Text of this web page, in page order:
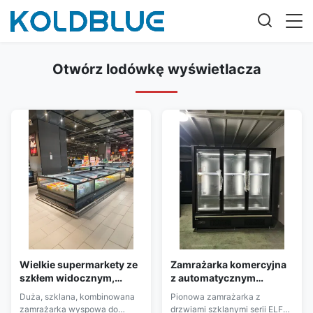
Otwórz lodówkę wyświetlacza
Wielkie supermarkety ze
szkłem widocznym,
zamrażarka z wyspą z
lodówką R290 i drzwiami
Duża, szklana, kombinowana
zamrażarka wyspowa do
Zamrażarka komercyjna
z automatycznym
odmrażaniem R290 i
regulowalną półką
Pionowa zamrażarka z
drzwiami szklanymi serii ELF